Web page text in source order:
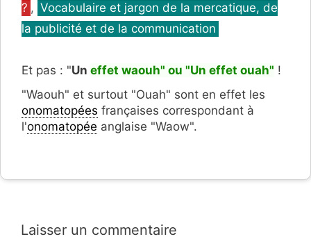
? , Vocabulaire et jargon de la mercatique, de
la publicité et de la communication
Et pas : "Un effet waouh" ou "Un effet ouah" !
"Waouh" et surtout "Ouah" sont en effet les
onomatopées françaises correspondant à
l'onomatopée anglaise "Waow".
Laisser un commentaire